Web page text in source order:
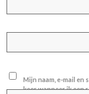
Mijn naam, e-mail en
keer wanneer ik een